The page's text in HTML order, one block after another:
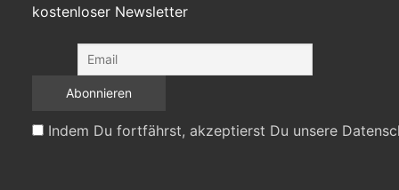
kostenloser Newsletter
Indem Du fortfährst, akzeptierst Du unsere